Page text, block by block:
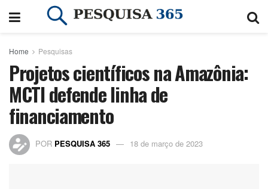
Home Pesquisas
Projetos científicos na Amazônia:
MCTI defende linha de
financiamento
POR PESQUISA 365 18 de março de 2023